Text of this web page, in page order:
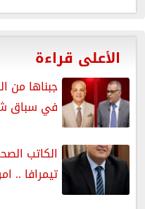
الأعلى قراءة
جبناها من
في سباق
الكاتب
تيمرافا ..